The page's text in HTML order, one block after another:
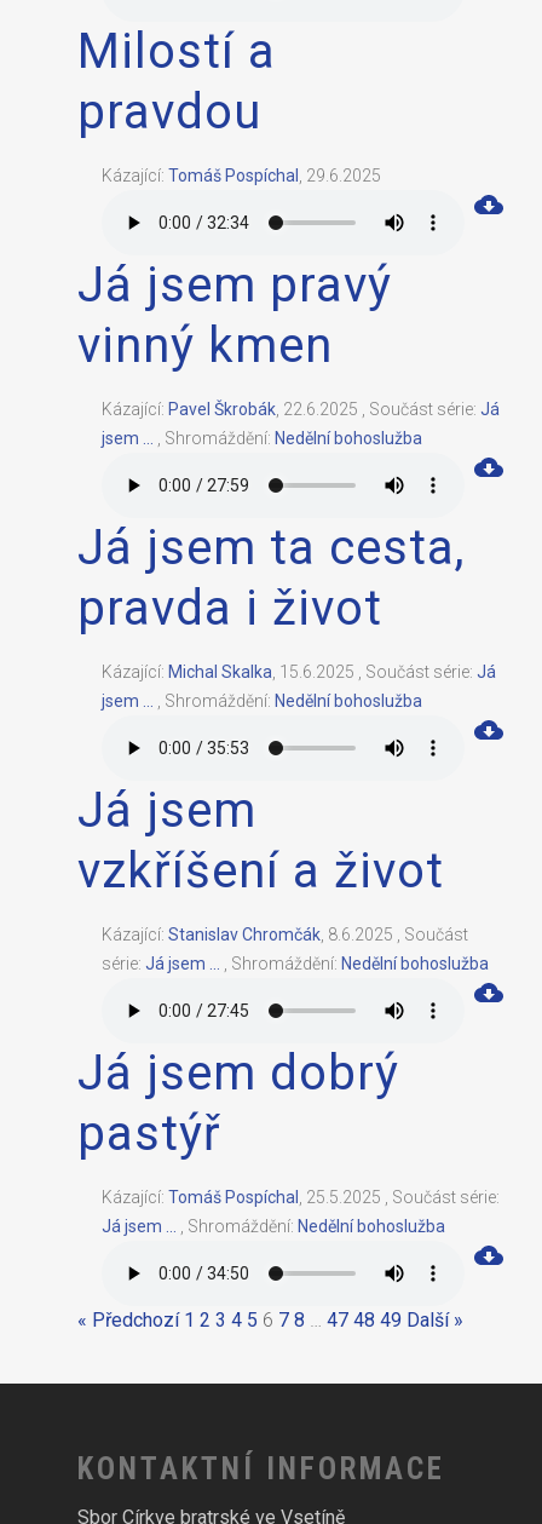
Milostí a
pravdou
Kázající: Tomáš Pospíchal 29.6.2025
Já jsem pravý
vinný kmen
Kázající: Pavel Škrobák 22.6.2025 Součást série: Já
jsem ...
Shromáždění: Nedělní bohoslužba
Já jsem ta cesta,
pravda i život
Kázající: Michal Skalka 15.6.2025 Součást série: Já
jsem ...
Shromáždění: Nedělní bohoslužba
Já jsem
vzkříšení a život
Kázající: Stanislav Chromčák 8.6.2025
Součást
série: Já jsem ... Shromáždění: Nedělní bohoslužba
Já jsem dobrý
pastýř
Kázající: Tomáš Pospíchal 25.5.2025
Součást série:
Já jsem ...
Shromáždění: Nedělní bohoslužba
« Předchozí 1 2 3 4 5 6 7 8 … 47 48 49 Další »
KONTAKTNÍ INFORMACE
Sbor Církve bratrské ve Vsetíně